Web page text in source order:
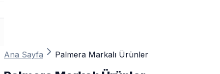
Ana Sayfa Palmera Markalı Ürünler